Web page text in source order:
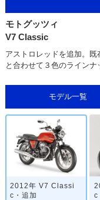
モトグッツィ
V7 Classic
アストロレッドを追加。
と合わせて３色のラインナ
モデル一覧
2012年 V7 Classi
c・追加
c